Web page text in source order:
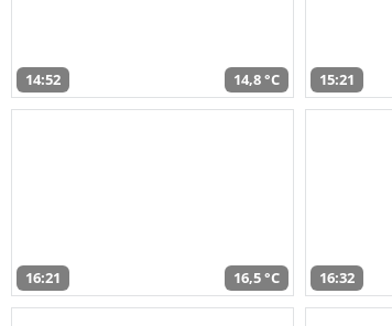
14:52 14,8 °C 15:21
16:21 16,5 °C 16:32